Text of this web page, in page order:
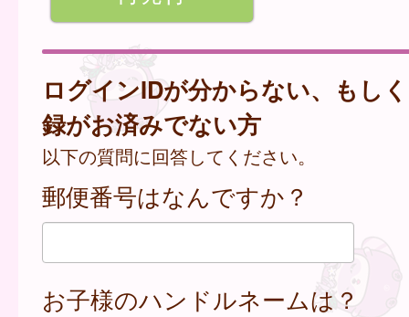
ログインIDが分からない、もし
録がお済みでない方
以下の質問に回答してください。
郵便番号はなんですか？
お子様のハンドルネームは？